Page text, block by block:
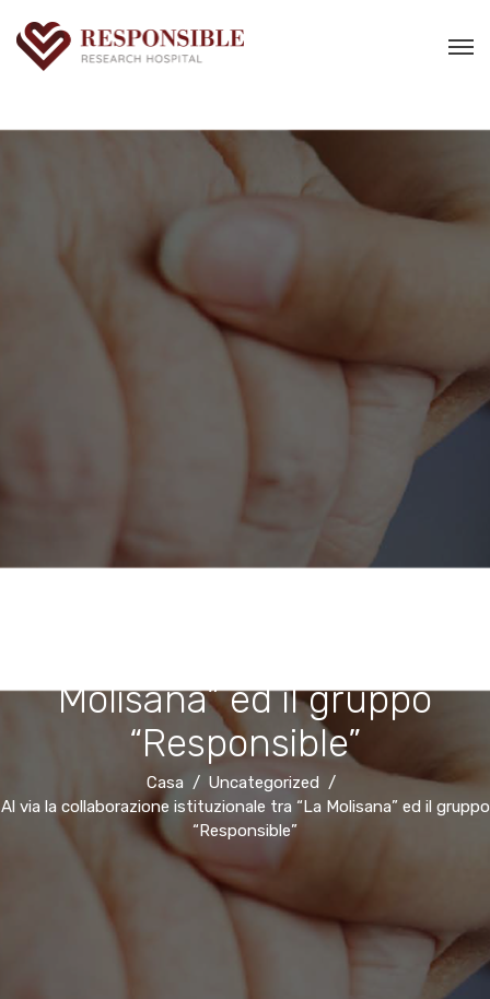
Molisana” ed il gruppo
“Responsible”
Casa
Uncategorized
Al via la collaborazione istituzionale tra “La Molisana” ed il gruppo
“Responsible”